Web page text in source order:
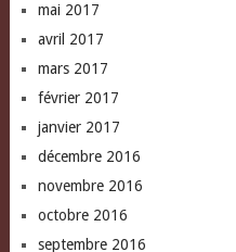
mai 2017
avril 2017
mars 2017
février 2017
janvier 2017
décembre 2016
novembre 2016
octobre 2016
septembre 2016